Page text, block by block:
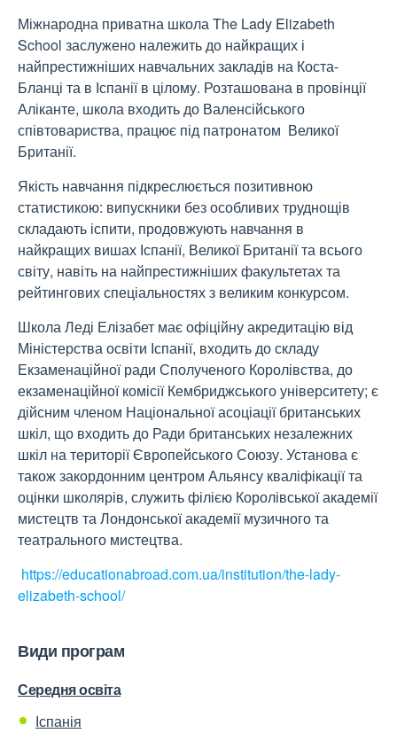
Міжнародна приватна школа The Lady Elizabeth
School заслужено належить до найкращих і
найпрестижніших навчальних закладів на Коста-
Бланці та в Іспанії в цілому. Розташована в провінції
Аліканте, школа входить до Валенсійського
співтовариства, працює під патронатом Великої
Британії.
Якість навчання підкреслюється позитивною
статистикою: випускники без особливих труднощів
складають іспити, продовжують навчання в
найкращих вишах Іспанії, Великої Британії та всього
світу, навіть на найпрестижніших факультетах та
рейтингових спеціальностях з великим конкурсом.
Школа Леді Елізабет має офіційну акредитацію від
Міністерства освіти Іспанії, входить до складу
Екзаменаційної ради Сполученого Королівства, до
екзаменаційної комісії Кембриджського університету; є
дійсним членом Національної асоціації британських
шкіл, що входить до Ради британських незалежних
шкіл на території Європейського Союзу. Установа є
також закордонним центром Альянсу кваліфікації та
оцінки школярів, служить філією Королівської академії
мистецтв та Лондонської академії музичного та
театрального мистецтва.
https://educationabroad.com.ua/institution/the-lady-
elizabeth-school/
Види програм
Середня освіта
Іспанія